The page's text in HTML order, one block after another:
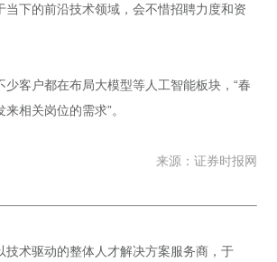
当下的前沿技术领域，会不惜招聘力度和资
少客户都在布局大模型等人工智能板块，“春
相关岗位的需求”。
来源：证券时报网
技术驱动的整体人才解决方案服务商，于